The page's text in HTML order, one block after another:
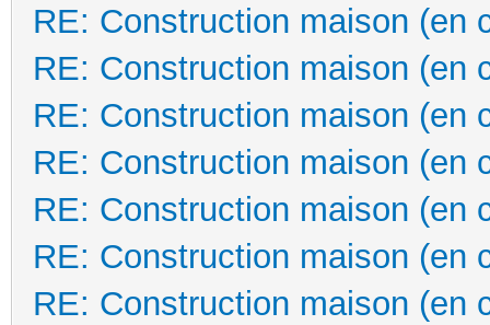
RE: Construction maison (en
RE: Construction maison (en
RE: Construction maison (en
RE: Construction maison (en
RE: Construction maison (en
RE: Construction maison (en
RE: Construction maison (en